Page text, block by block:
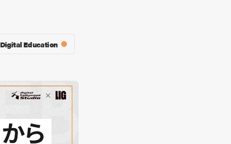
Digital Education